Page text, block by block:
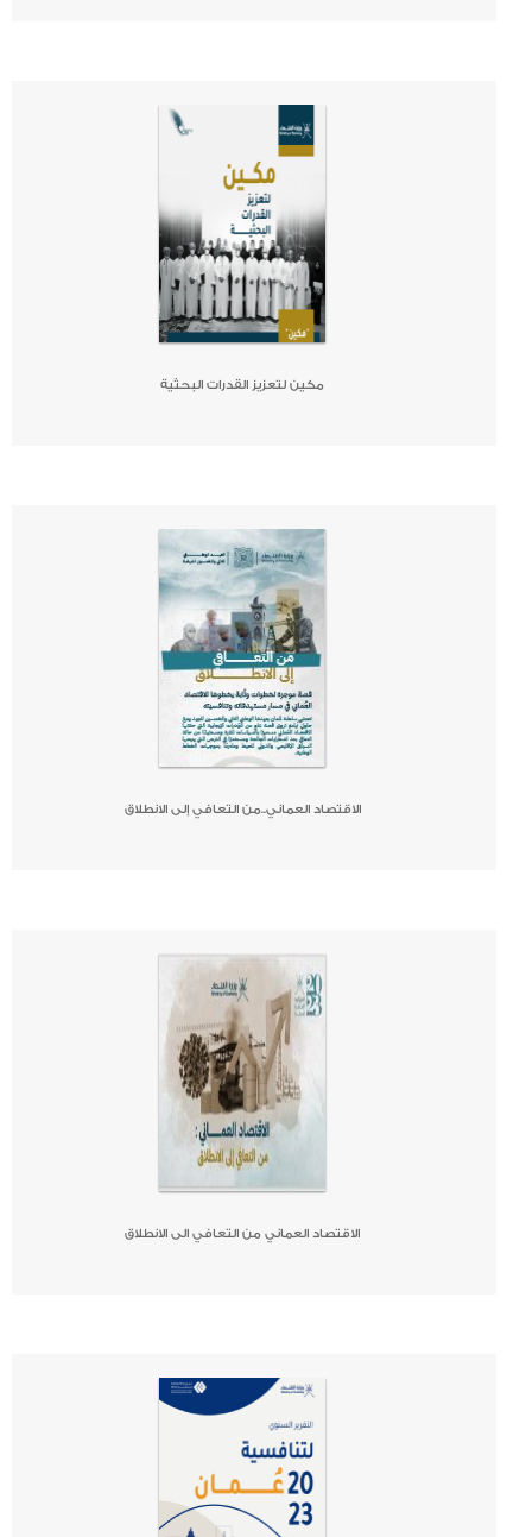
صحيفة
مكين لتعزيز القدرات البحثية
كتاب جريدة صحيفة
الاقتصاد العماني..من التعافي إلى الانطلاق
كتاب جريدة صحيفة
الاقتصاد العماني من التعافي الى الانطلاق
كتاب جريدة صحيفة